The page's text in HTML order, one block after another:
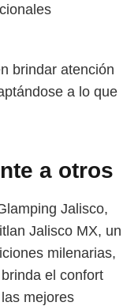
brindar atención
a lo que
a otros
Jalisco,
Jalisco MX, un
milenarias,
el confort
mejores